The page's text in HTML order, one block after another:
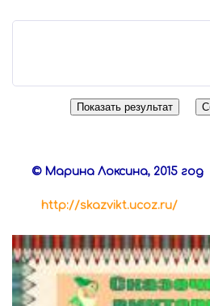
© Марина Локсина, 2015 год
http://skazvikt.ucoz.ru/